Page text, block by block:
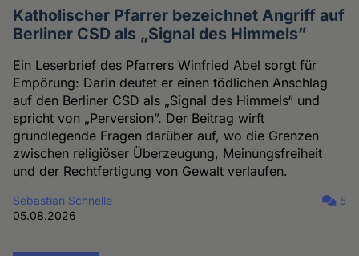
Katholischer Pfarrer bezeichnet Angriff auf
Berliner CSD als „Signal des Himmels”
Ein Leserbrief des Pfarrers Winfried Abel sorgt für
Empörung: Darin deutet er einen tödlichen Anschlag
auf den Berliner CSD als „Signal des Himmels“ und
spricht von „Perversion”. Der Beitrag wirft
grundlegende Fragen darüber auf, wo die Grenzen
zwischen religiöser Überzeugung, Meinungsfreiheit
und der Rechtfertigung von Gewalt verlaufen.
Sebastian Schnelle
05.08.2026
5